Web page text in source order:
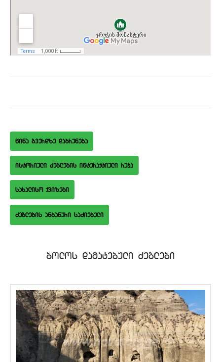
wina gverdze dabruneba
istoriuli Zeglebis interaqtiuli ruka
saxaliso qvizebi
bolos damatebuli Zeglebi